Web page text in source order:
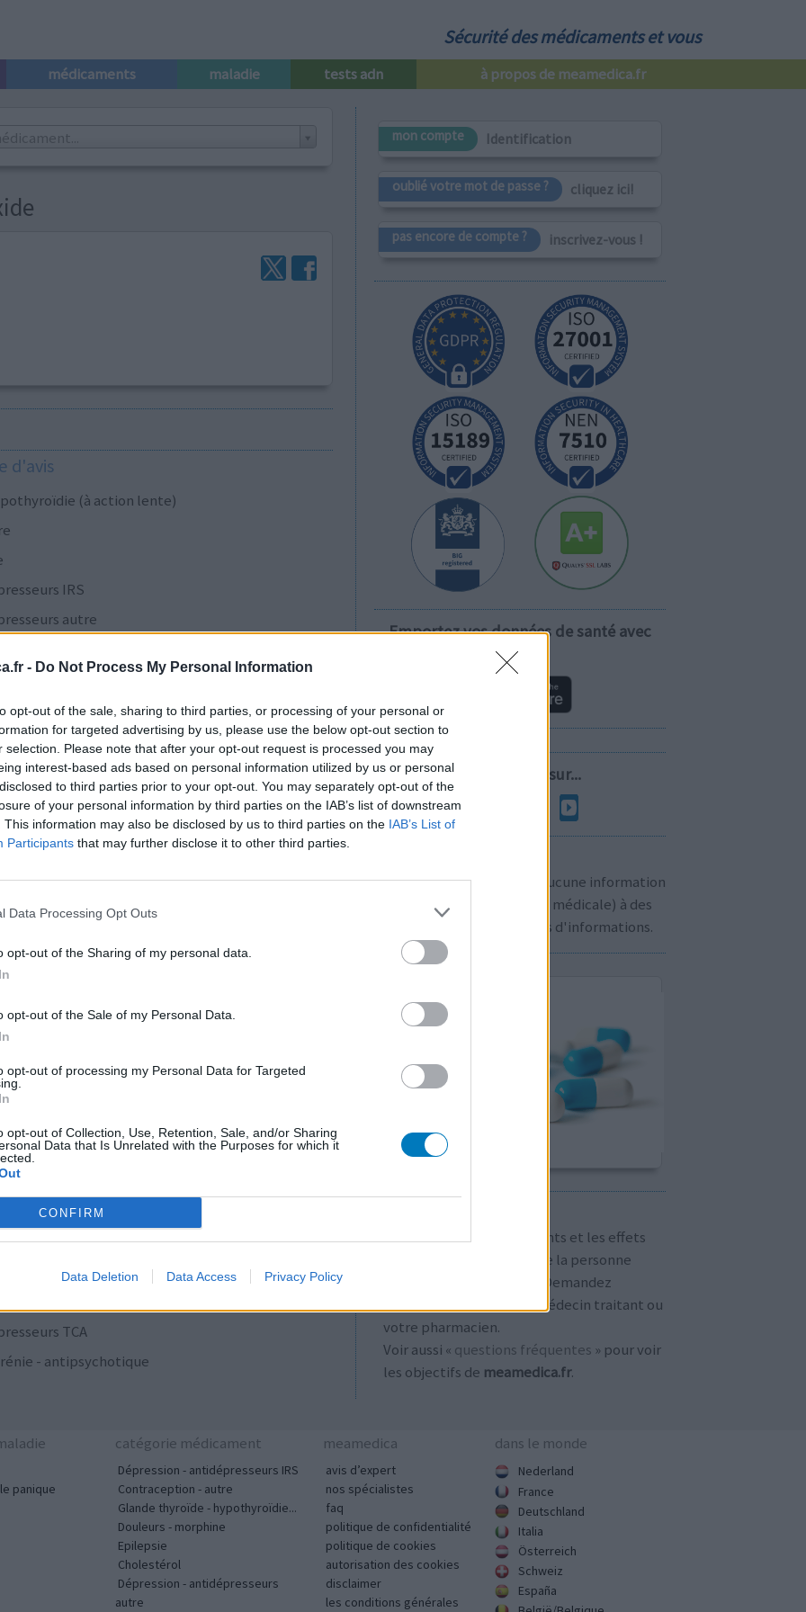
- Do Not Process My Personal Information
opt-out of the sale, sharing to third parties, or processing of your personal or
for targeted advertising by us, please use the below opt-out section to
selection. Please note that after your opt-out request is processed you may
interest-based ads based on personal information utilized by us or personal
to third parties prior to your opt-out. You may separately opt-out of the
of your personal information by third parties on the IAB’s list of downstream
This information may also be disclosed by us to third parties on the IAB’s List of
Participants that may further disclose it to other third parties.
Data Processing Opt Outs
opt-out of the Sharing of my personal data.
opt-out of the Sale of my Personal Data.
opt-out of processing my Personal Data for Targeted
opt-out of Collection, Use, Retention, Sale, and/or Sharing
Data that Is Unrelated with the Purposes for which it
CONFIRM
Data Deletion Data Access Privacy Policy
Sécurité des médicaments et vous
médicaments maladie tests adn à propos de meamedica.fr
d'avis
(à action lente)
IRS
autre
IRS
à large spectre
IRS
autre
antihormones
IRS
IRS
oraux
bloquant
bloquant
- antipsychotique
oraux
TCA
- antipsychotique
mon compte Identification
oublié votre mot de passe ? cliquez ici!
pas encore de compte ? inscrivez-vous !
Emportez vos données de santé avec
vous!
Suivez-nous sur...
Nous ne communiquons aucune information
personnelle (prescription médicale) à des
pour plus d'informations.
Les avis sur les médicaments et les effets
secondaires dépendent de la personne
utilisant le médicament. Demandez
toujours conseil à votre médecin traitant ou
votre pharmacien.
Voir aussi « questions fréquentes » pour voir
les objectifs de meamedica.fr.
panique
catégorie médicament
Dépression - antidépresseurs IRS
Contraception - autre
Glande thyroïde - hypothyroïdie...
Douleurs - morphine
Epilepsie
Cholestérol
Dépression - antidépresseurs
autre
meamedica
avis d’expert
nos spécialistes
faq
politique de confidentialité
politique de cookies
autorisation des cookies
disclaimer
les conditions générales
dans le monde
Nederland
France
Deutschland
Italia
Österreich
Schweiz
España